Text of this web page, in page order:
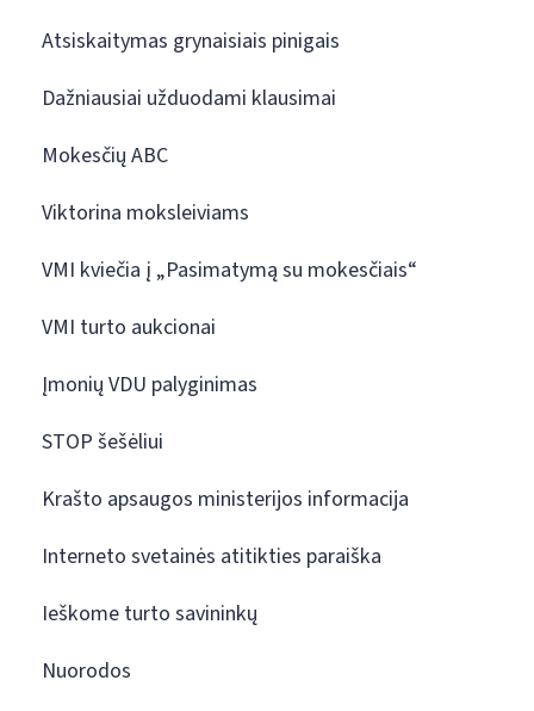
Atsiskaitymas grynaisiais pinigais
Dažniausiai užduodami klausimai
Mokesčių ABC
Viktorina moksleiviams
VMI kviečia į „Pasimatymą su mokesčiais“
VMI turto aukcionai
Įmonių VDU palyginimas
STOP šešėliui
Krašto apsaugos ministerijos informacija
Interneto svetainės atitikties paraiška
Ieškome turto savininkų
Nuorodos